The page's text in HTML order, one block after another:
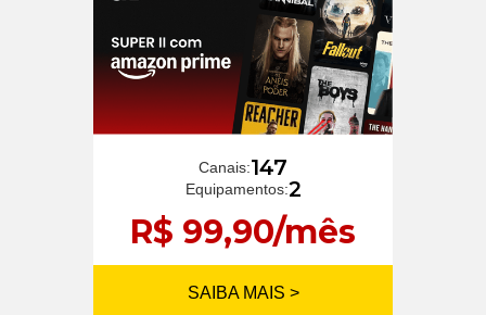
Canais:147
Equipamentos:2
R$ 99,90/mês
SAIBA MAIS >